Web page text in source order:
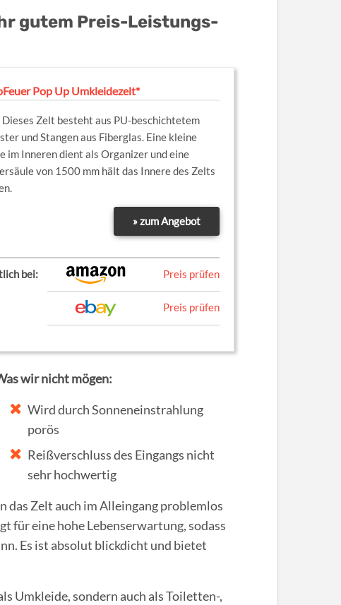
gutem Preis-Leistungs-
Pop Up Umkleidezelt*
Dieses Zelt besteht aus PU-beschichtetem
und Stangen aus Fiberglas. Eine kleine
im Inneren dient als Organizer und eine
von 1500 mm hält das Innere des Zelts
» zum Angebot
bei: Preis prüfen
Preis prüfen
wir nicht mögen:
Wird durch Sonneneinstrahlung
porös
Reißverschluss des Eingangs nicht
sehr hochwertig
das Zelt auch im Alleingang problemlos
für eine hohe Lebenserwartung, sodass
Es ist absolut blickdicht und bietet
Umkleide, sondern auch als Toiletten-,